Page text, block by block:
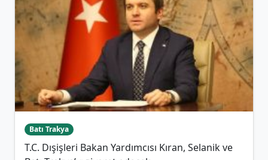
Batı Trakya
T.C. Dışişleri Bakan Yardımcısı Kıran, Selanik ve